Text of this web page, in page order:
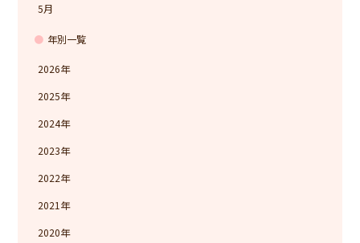
5月
年別一覧
2026
2025
2024
2023
2022
2021
2020